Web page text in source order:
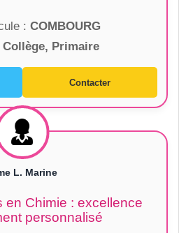
: COMBOURG
Collège, Primaire
Contacter
L. Marine
en Chimie : excellence
personnalisé